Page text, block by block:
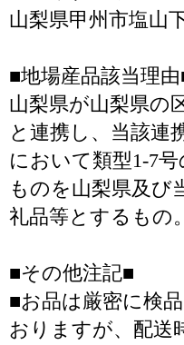
山梨県甲州市塩山
■地場産品該当理
山梨県が山梨県の
と連携し、当該連
において類型1-7
ものを山梨県及び
礼品等とするもの。
■その他注記■
■お品は厳密に検
おりますが、配送